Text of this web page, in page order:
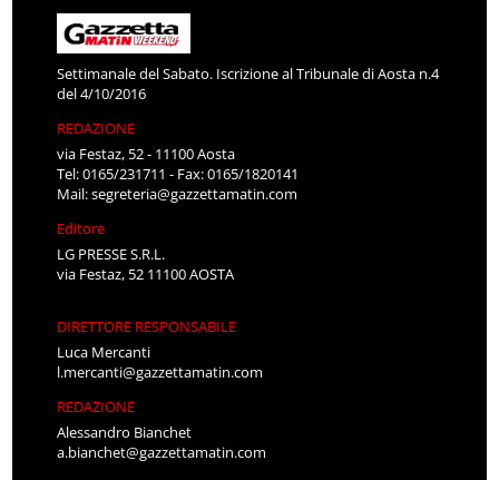
Settimanale del Sabato. Iscrizione al Tribunale di Aosta n.4
del 4/10/2016
REDAZIONE
via Festaz, 52 - 11100 Aosta
Tel: 0165/231711 - Fax: 0165/1820141
Mail:segreteria@gazzettamatin.com
Editore
LG PRESSE S.R.L.
via Festaz, 52 11100 AOSTA
DIRETTORE RESPONSABILE
Luca Mercanti
l.mercanti@gazzettamatin.com
REDAZIONE
Alessandro Bianchet
a.bianchet@gazzettamatin.com